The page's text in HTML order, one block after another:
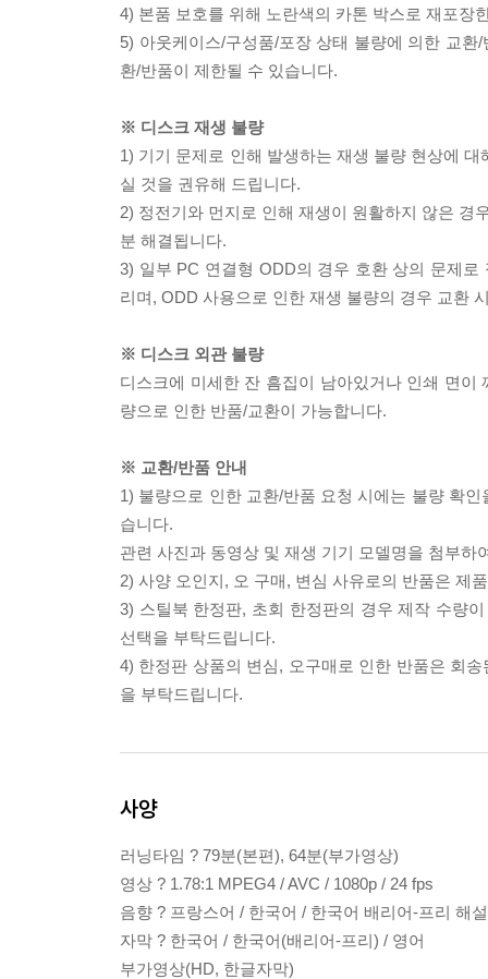
4) 본품 보호를 위해 노란색의 카톤 박스로 재포장
5) 아웃케이스/구성품/포장 상태 불량에 의한 교
환/반품이 제한될 수 있습니다.
※ 디스크 재생 불량
1) 기기 문제로 인해 발생하는 재생 불량 현상에
실 것을 권유해 드립니다.
2) 정전기와 먼지로 인해 재생이 원활하지 않은 경
분 해결됩니다.
3) 일부 PC 연결형 ODD의 경우 호환 상의 문제
리며, ODD 사용으로 인한 재생 불량의 경우 교환
※ 디스크 외관 불량
디스크에 미세한 잔 흠집이 남아있거나 인쇄 면
량으로 인한 반품/교환이 가능합니다.
※ 교환/반품 안내
1) 불량으로 인한 교환/반품 요청 시에는 불량 확
습니다.
관련 사진과 동영상 및 재생 기기 모델명을 첨부하
2) 사양 오인지, 오 구매, 변심 사유로의 반품은 제
3) 스틸북 한정판, 초회 한정판의 경우 제작 수량
선택을 부탁드립니다.
4) 한정판 상품의 변심, 오구매로 인한 반품은 회
을 부탁드립니다.
사양
러닝타임 ? 79분(본편), 64분(부가영상)
영상 ? 1.78:1 MPEG4 / AVC / 1080p / 24 fps
음향 ? 프랑스어 / 한국어 / 한국어 배리어-프리 해
자막 ? 한국어 / 한국어(배리어-프리) / 영어
부가영상(HD, 한글자막)